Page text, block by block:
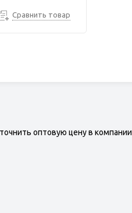
Сравнить товар
оптовую цену в компании